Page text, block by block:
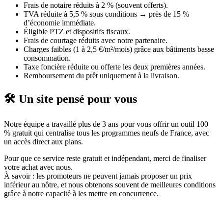
Frais de notaire réduits à 2 % (souvent offerts).
TVA réduite à 5,5 % sous conditions → près de 15 %
d’économie immédiate.
Éligible PTZ et dispositifs fiscaux.
Frais de courtage réduits avec notre partenaire.
Charges faibles (1 à 2,5 €/m²/mois) grâce aux bâtiments basse
consommation.
Taxe foncière réduite ou offerte les deux premières années.
Remboursement du prêt uniquement à la livraison.
🛠️ Un site pensé pour vous
Notre équipe a travaillé plus de 3 ans pour vous offrir un outil 100
% gratuit qui centralise tous les programmes neufs de France, avec
un accès direct aux plans.
Pour que ce service reste gratuit et indépendant, merci de finaliser
votre achat avec nous.
À savoir : les promoteurs ne peuvent jamais proposer un prix
inférieur au nôtre, et nous obtenons souvent de meilleures conditions
grâce à notre capacité à les mettre en concurrence.